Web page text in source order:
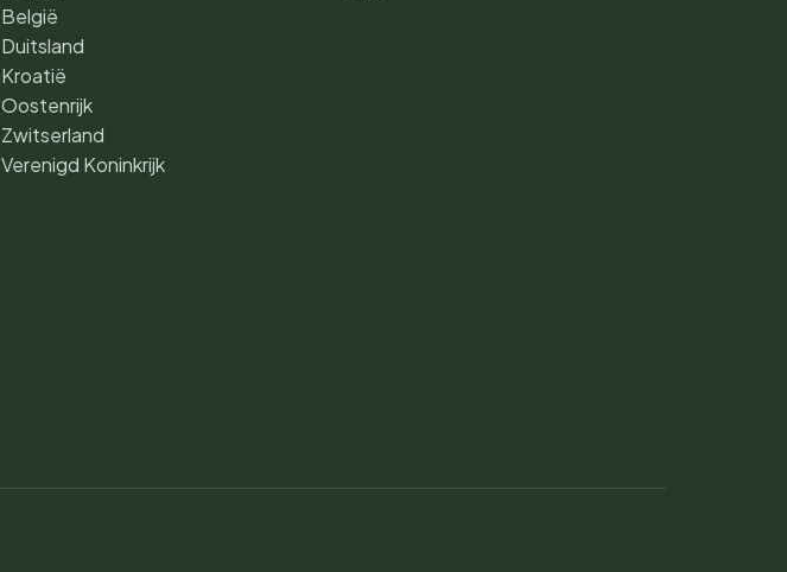
België
Duitsland
Kroatië
Oostenrijk
Zwitserland
Verenigd Koninkrijk